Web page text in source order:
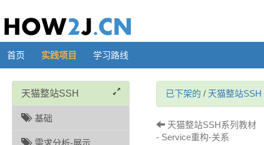
首页 实践项目 学习路线
天猫整站SSH
基础
需求分析-展示
已下架的 / 天猫整站SSH
天猫整站SSH系列教材
- Service重构-关系